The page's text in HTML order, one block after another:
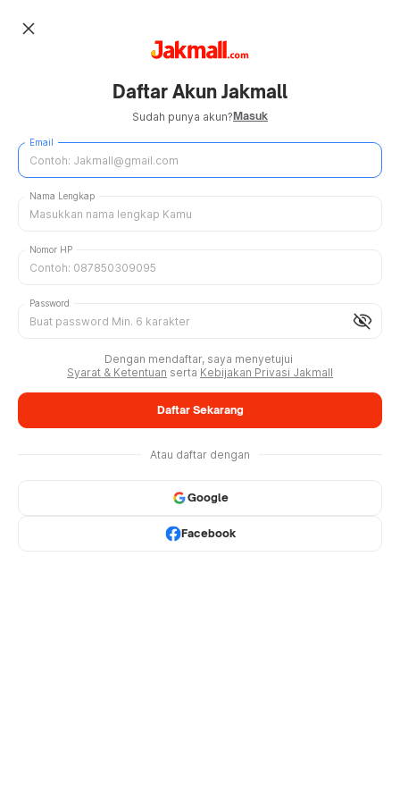
close
Daftar Akun Jakmall
Sudah punya akun?Masuk
Email
Nama Lengkap
Nomor HP
visibility_off
Password
Dengan mendaftar, saya menyetujui
Syarat & Ketentuan serta Kebijakan Privasi Jakmall
Daftar Sekarang
Atau daftar dengan
Google
Facebook